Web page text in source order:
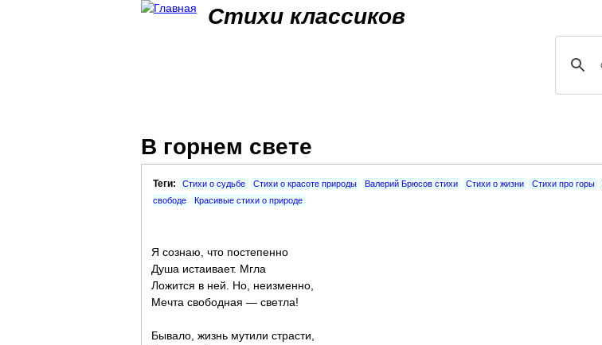
Стихи классиков
В горнем свете
Теги: Стихи о судьбе Стихи о красоте природы Валерий Брюсов стихи Стихи о жизни Стихи про горы
свободе
Красивые стихи о природе
Я сознаю, что постепенно
Душа истаивает. Мгла
Ложится в ней. Но, неизменно,
Мечта свободная — светла!
Бывало, жизнь мутили страсти,